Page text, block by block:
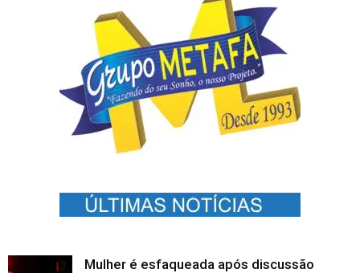
Mulher é esfaqueada após discussão